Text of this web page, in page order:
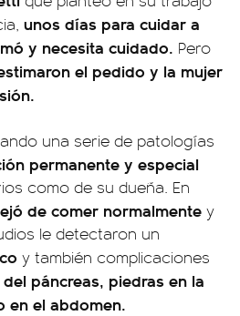
unos días para cuidar a
y necesita cuidado. Pero
el pedido y la mujer
una serie de patologías
permanente y especial
como de su dueña. En
de comer normalmente y
le detectaron un
y también complicaciones
páncreas, piedras en la
en el abdomen.